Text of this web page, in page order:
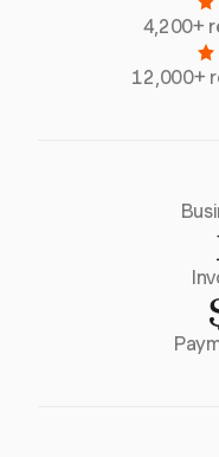
4,200+
12,000+